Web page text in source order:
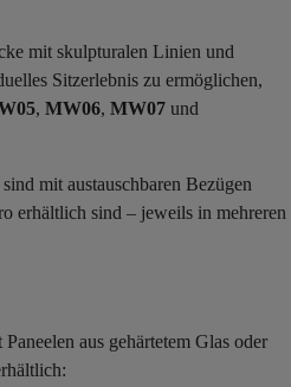
mit skulpturalen Linien und
Sitzerlebnis zu ermöglichen,
, MW06, MW07 und
mit austauschbaren Bezügen
erhältlich sind – jeweils in mehreren
aus gehärtetem Glas oder